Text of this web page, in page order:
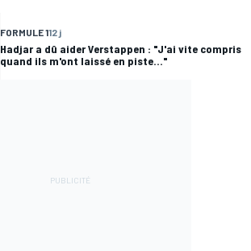
FORMULE 112 j
Hadjar a dû aider Verstappen : "J'ai vite compris
quand ils m'ont laissé en piste..."